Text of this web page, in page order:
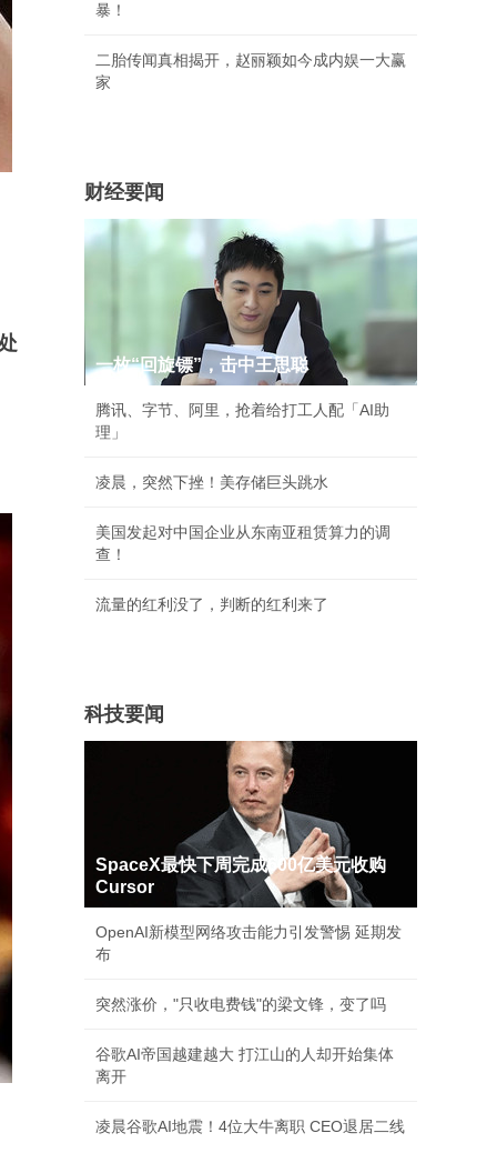
暴！
二胎传闻真相揭开，赵丽颖如今成内娱一大赢
家
财经要闻
一枚“回旋镖”，击中王思聪
腾讯、字节、阿里，抢着给打工人配「AI助
理」
凌晨，突然下挫！美存储巨头跳水
美国发起对中国企业从东南亚租赁算力的调
查！
流量的红利没了，判断的红利来了
科技要闻
SpaceX最快下周完成600亿美元收购
Cursor
OpenAI新模型网络攻击能力引发警惕 延期发
布
突然涨价，"只收电费钱"的梁文锋，变了吗
谷歌AI帝国越建越大 打江山的人却开始集体
离开
凌晨谷歌AI地震！4位大牛离职 CEO退居二线